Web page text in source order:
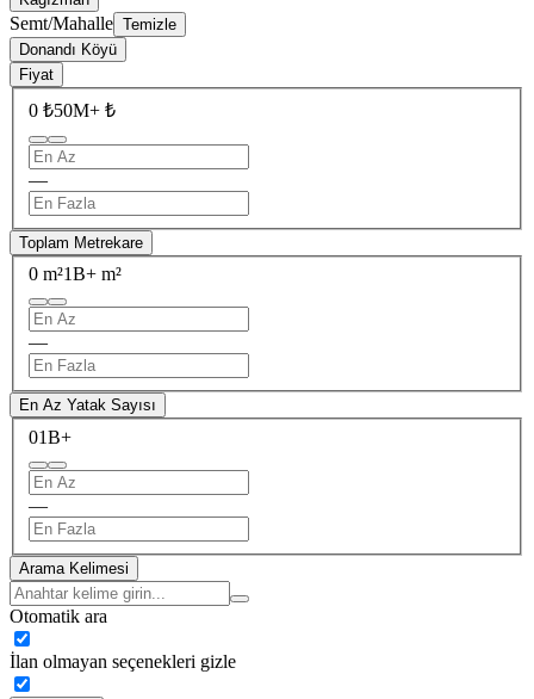
Semt/Mahalle Temizle
Donandı Köyü
Fiyat
0 ₺50M+ ₺
—
Toplam Metrekare
0 m²1B+ m²
—
En Az Yatak Sayısı
01B+
—
Arama Kelimesi
Otomatik ara
İlan olmayan seçenekleri gizle